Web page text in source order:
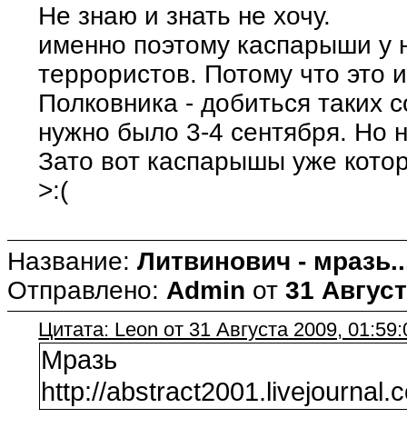
Не знаю и знать не хочу.
именно поэтому каспарыши у
террористов. Потому что это
Полковника - добиться
нужно было 3-4 сентября. Но
Зато вот каспарышы уже
>:(
Название: Литвинович -
Отправлено: Admin от 31
Цитата: Leon от 31 Августа 2009,
Мразь
http://